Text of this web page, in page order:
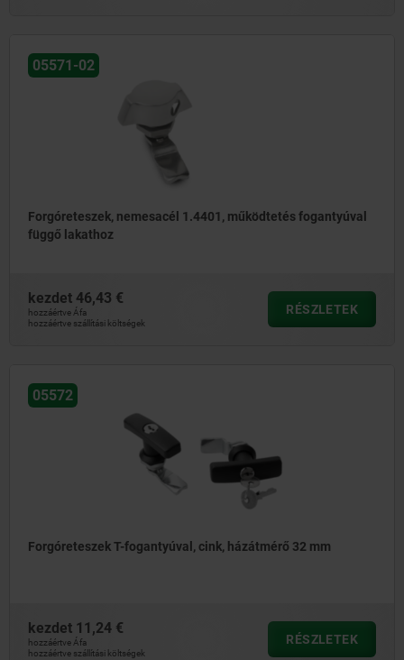
05571-02
Forgóreteszek, nemesacél 1.4401, működtetés fogantyúval
függő lakathoz
kezdet 46,43 €
hozzáértve Áfa
hozzáértve szállítási költségek
RÉSZLETEK
05572
Forgóreteszek T-fogantyúval, cink, házátmérő 32 mm
kezdet 11,24 €
hozzáértve Áfa
hozzáértve szállítási költségek
RÉSZLETEK